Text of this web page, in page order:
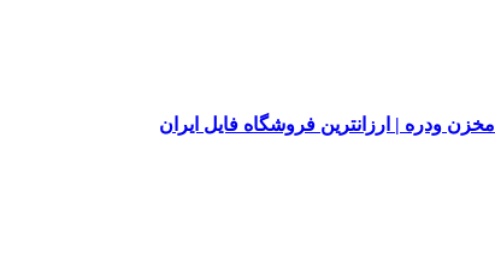
مخزن ودره | ارزانترین فروشگاه فایل ایران